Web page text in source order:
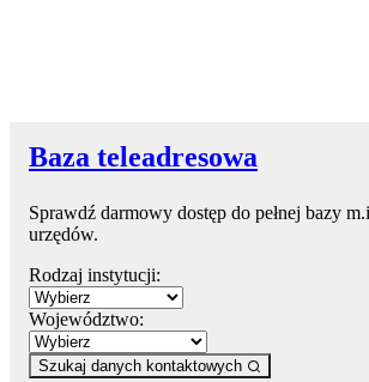
Baza teleadresowa
Sprawdź darmowy dostęp do pełnej bazy
urzędów.
Rodzaj instytucji:
Województwo:
Szukaj danych kontaktowych